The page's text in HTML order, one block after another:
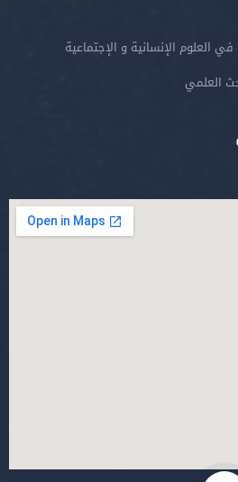
العلوم الإنسانية و الإجتماعية
العلمي